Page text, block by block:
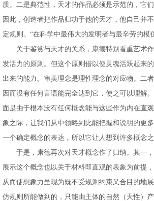
质。二是典范性，天才的作品必须是示范的，它
因此，创造者把作品归功于他的天才，他自己并
定规则。“在科学中最伟大的发明者与最辛劳的
关于鉴赏与天才的关系，康德特别看重艺术作
发活力的原则。但这个原则借以使灵魂活跃起来
出来的能力。审美理念是理性理念的对应物。二
因而没有任何言语能完全达到它，使之可以理解
面是由于根本没有任何概念能与这些作为内在直
象之际，让我们从中领略到比能把握和说明的更
一个确定概念的表达，所以它让人想到许多概念
于是，康德再次对天才概念作了归纳。其一，
展示这个概念也以关于材料即直观的表象为前提
从而使想象力呈现为既不受规则约束又合目的地
仿规则所能做到的，只能由主体的自然（天性）